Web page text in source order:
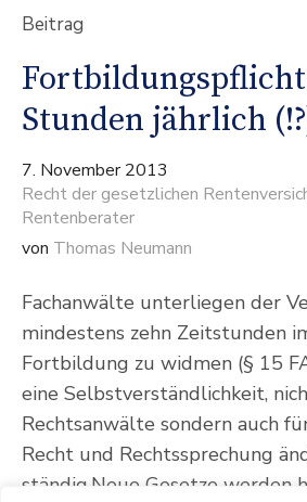
Beitrag
Stunden jährlich
7. November 2013
Recht der gesetzlichen
Rentenberater
von Thomas Neumann
Fachanwälte unterliegen der
mindestens zehn Zeitstunden
Fortbildung zu widmen (§ 15
eine Selbstverständlichkeit,
Rechtsanwälte sondern auch
Recht und Rechtssprechung
ständig.Neue Gesetze werden